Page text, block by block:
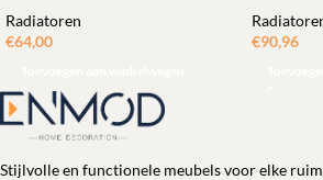
Radiatoren
€64,00
€90,96
Stijlvolle en functionele meubels voor elke